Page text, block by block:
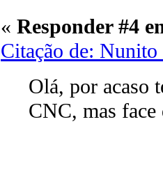
« Responder #4
Citação de:
Olá, por acaso
CNC, mas